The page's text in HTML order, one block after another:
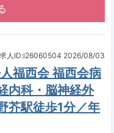
求人ID:i26060504 2026/08/03
福西会 福西会病
内科・脳神経外
芥駅徒歩1分／年